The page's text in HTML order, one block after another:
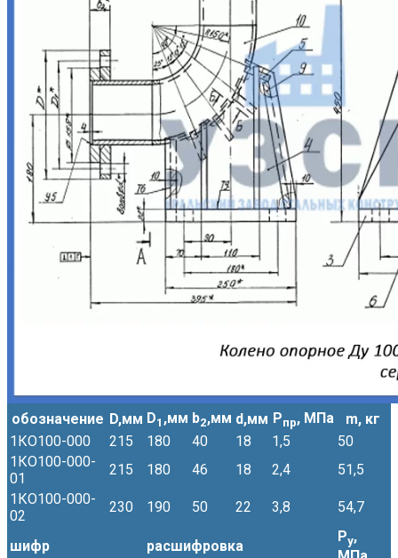
обозначение D,мм D1 ,мм b2,мм d,мм Рпр, МПа
m, кг
1КО100-000
215 180 40 18 1,5
50
1КО100-000-
01
215 180 46 18 2,4
51,5
1КО100-000-
02
230 190 50 22 3,8 54,7
шифр расшифровка
Ру,